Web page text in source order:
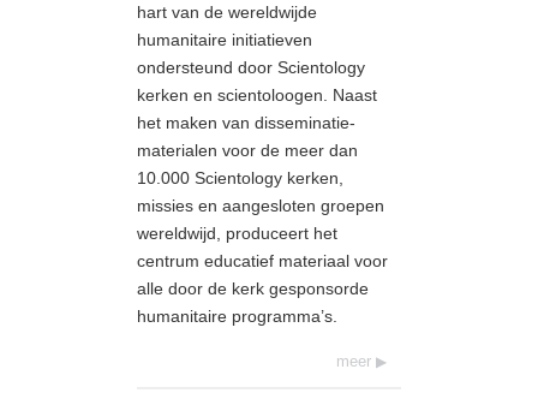
hart van de wereldwijde
humanitaire initiatieven
ondersteund door Scientology
kerken en scientoloogen. Naast
het maken van disseminatie-
materialen voor de meer dan
10.000 Scientology kerken,
missies en aangesloten groepen
wereldwijd, produceert het
centrum educatief materiaal voor
alle door de kerk gesponsorde
humanitaire programma’s.
meer